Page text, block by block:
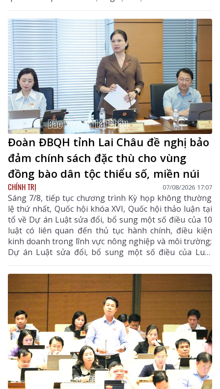
Đoàn ĐBQH tỉnh Lai Châu đề nghị bảo
đảm chính sách đặc thù cho vùng
đồng bào dân tộc thiểu số, miền núi
CHÍNH TRỊ 07/08/2026 17:07
Sáng 7/8, tiếp tục chương trình Kỳ họp không thường
lệ thứ nhất, Quốc hội khóa XVI, Quốc hội thảo luận tại
tổ về Dự án Luật sửa đổi, bổ sung một số điều của 10
luật có liên quan đến thủ tục hành chính, điều kiện
kinh doanh trong lĩnh vực nông nghiệp và môi trường;
Dự án Luật sửa đổi, bổ sung một số điều của Luật
Tần số vô tuyến điện, Luật Viễn thông, Luật Giao dịch
điện tử và Luật Chuyển giao công nghệ.